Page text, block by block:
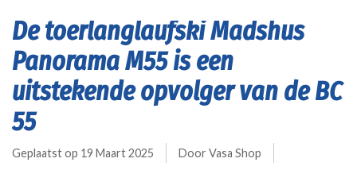
De toerlanglaufski Madshus
Panorama M55 is een
uitstekende opvolger van de BC
55
Geplaatst op 19 Maart 2025 Door Vasa Shop